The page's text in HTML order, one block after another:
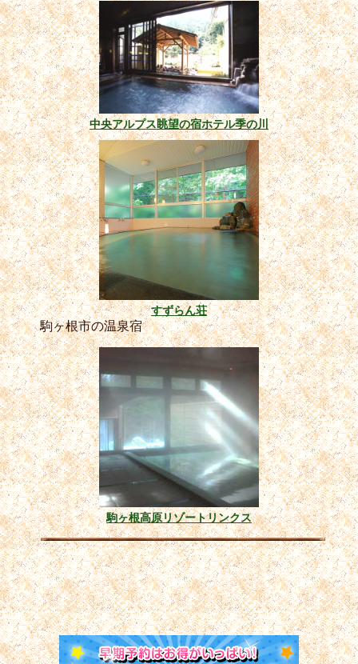
中央アルプス眺望の宿ホテル季の川
すずらん荘
駒ヶ根市の温泉宿
駒ヶ根高原リゾートリンクス